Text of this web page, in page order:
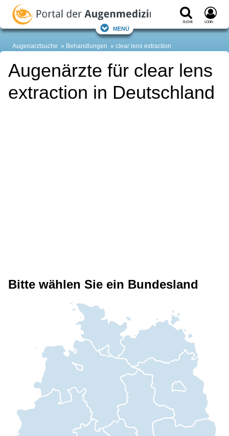
Suche Login
Menü
Augenarztsuche Behandlungen clear lens extraction
Augenärzte für clear lens
extraction in Deutschland
Bitte wählen Sie ein Bundesland